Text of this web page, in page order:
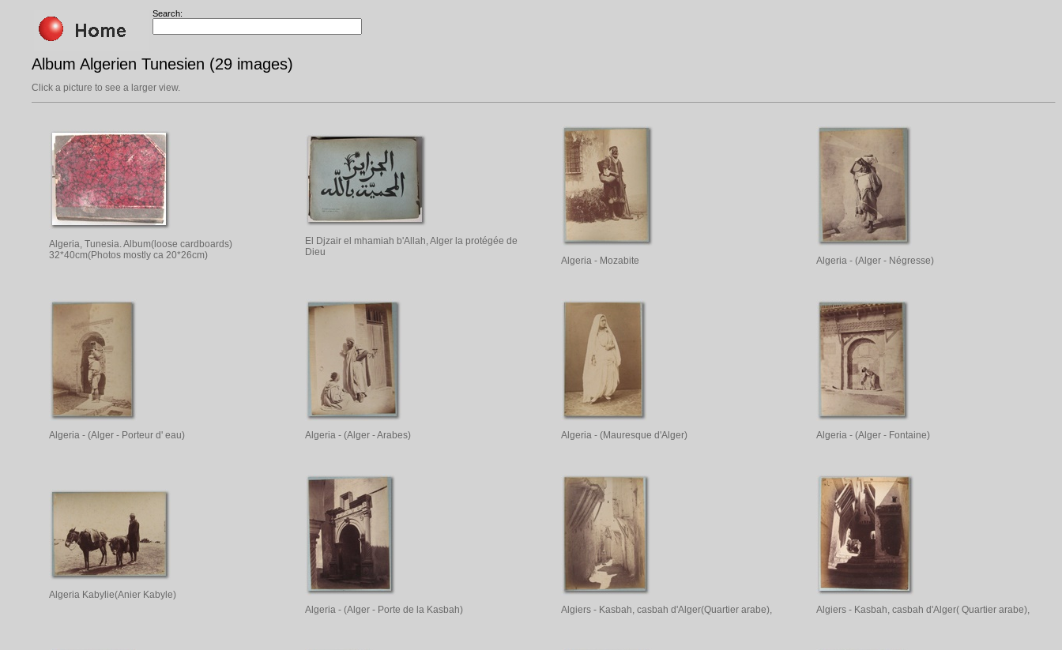
Search:
Album Algerien Tunesien (29 images)
Click a picture to see a larger view.
Algeria, Tunesia. Album(loose cardboards)
32*40cm(Photos mostly ca 20*26cm)
El Djzair el mhamiah b'Allah, Alger la protégée de
Dieu
Algeria - Mozabite Algeria - (Alger - Négresse)
Algeria - (Alger - Porteur d' eau) Algeria - (Alger - Arabes) Algeria - (Mauresque d'Alger) Algeria - (Alger - Fontaine)
Algeria Kabylie(Anier Kabyle)
Algeria - (Alger - Porte de la Kasbah)
Algiers - Kasbah, casbah d'Alger(Quartier arabe), Algiers - Kasbah, casbah d'Alger( Quartier arabe),